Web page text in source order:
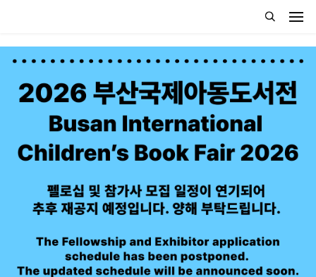
2026. 12. 3(목) - 12. 6(일)ㅣ벡스코 제1전시장 2홀
2026
부산국제아동도서전